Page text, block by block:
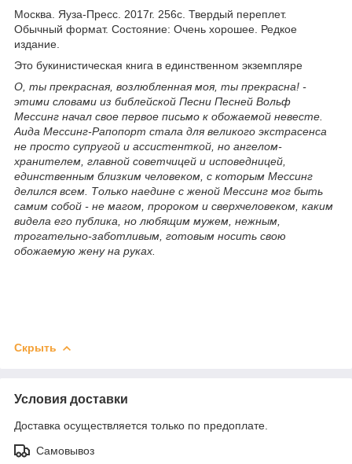
Москва. Яуза-Пресс. 2017г. 256с. Твердый переплет.
Обычный формат. Состояние: Очень хорошее. Редкое
издание.
Это букинистическая книга в единственном экземпляре
О, ты прекрасная, возлюбленная моя, ты прекрасна! -
этими словами из библейской Песни Песней Вольф
Мессинг начал свое первое письмо к обожаемой невесте.
Аида Мессинг-Рапопорт стала для великого экстрасенса
не просто супругой и ассистенткой, но ангелом-
хранителем, главной советчицей и исповедницей,
единственным близким человеком, с которым Мессинг
делился всем. Только наедине с женой Мессинг мог быть
самим собой - не магом, пророком и сверхчеловеком, каким
видела его публика, но любящим мужем, нежным,
трогательно-заботливым, готовым носить свою
обожаемую жену на руках.
Скрыть
Условия доставки
Доставка осуществляется только по предоплате.
Самовывоз